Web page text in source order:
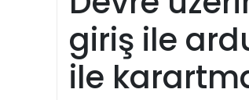
giriş ile
ile